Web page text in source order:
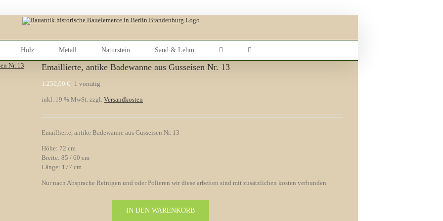
Holz Metall Naturstein Sand & Lehm
Emaillierte, antike Badewanne aus Gusseisen Nr. 13
1.250,00 € 1 vorrätig
inkl. 19 % MwSt. zzgl. Versandkosten
Emaillierte, antike Badewanne aus Gusseisen Nr. 13
Höhe: 72 cm
Breite: 85 / 60 cm
Länge: 177 cm
Nur nach Absprache Reinigen und oder Polieren wir diese arbeiten sind mit zusätzlichen kosten verbunden
IN DEN WARENKORB